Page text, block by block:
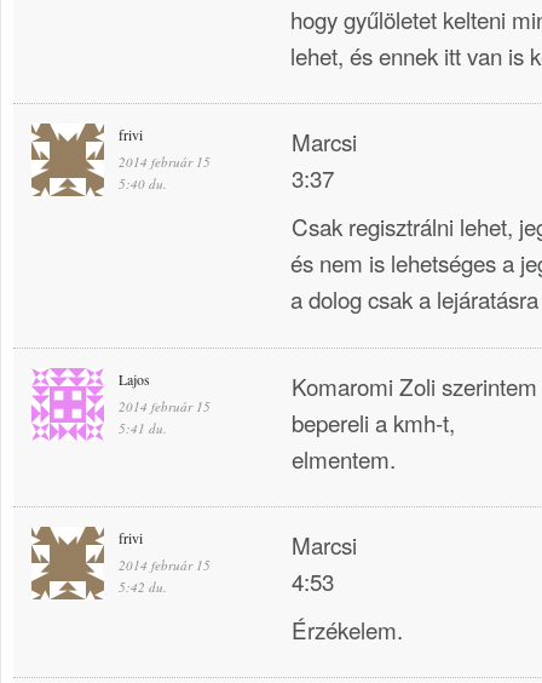
hogy gyűlöletet kelteni
lehet, és ennek itt van is
frivi
2014 február 15
5:40 du.
Marcsi
3:37
Csak regisztrálni lehet,
és nem is lehetséges a
a dolog csak a
Lajos
2014 február 15
5:41 du.
Komaromi Zoli
bepereli a kmh-t,
elmentem.
frivi
2014 február 15
5:42 du.
Marcsi
4:53
Érzékelem.